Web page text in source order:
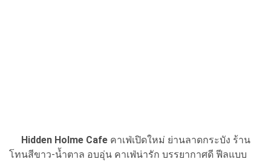
Hidden Holme Cafe คาเฟ่เปิดใหม่ ย่านลาดกระบัง ร้าน
โทนสีขาว-น้ำตาล อบอุ่น คาเฟ่น่ารัก บรรยากาศดี ฟีลแบบ